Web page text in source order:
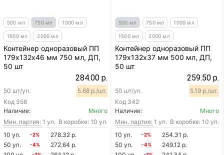
500 мл 750 мл 1000 мл
1500 мл 2000 мл
Контейнер одноразовый ПП
179х132х46 мм 750 мл, ДП,
50 шт
284.00 р.
Код 356
50 шт/уп. 5.68 р./шт.
Наличие:
Много
Мин. партия: 1 уп. В коробке: 10 уп.
10 уп.
-2%
278.32 р.
50 уп.
-4%
272.64 р.
500 мл 750 мл 1000 мл
1500 мл 2000 мл
Контейнер одноразовый ПП
179х132х37 мм 500 мл, ДП,
50 шт
259.50 р.
Код 342
50 шт/уп. 5.19 р./шт.
Наличие:
Много
Мин. партия: 1 уп. В коробке: 10 уп.
10 уп.
-2%
254.31 р.
50 уп.
-4%
249.12 р.